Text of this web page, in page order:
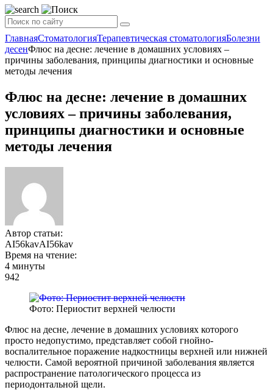
ГлавнаяСтоматологияТерапевтическая стоматологияБолезни
десенФлюс на десне: лечение в домашних условиях –
причины заболевания, принципы диагностики и основные
методы лечения
Флюс на десне: лечение в домашних
условиях – причины заболевания,
принципы диагностики и основные
методы лечения
Автор статьи:
AI56kavAI56kav
Время на чтение:
4 минуты
942
Фото: Периостит верхней челюсти
Флюс на десне, лечение в домашних условиях которого
просто недопустимо, представляет собой гнойно-
воспалительное поражение надкостницы верхней или нижней
челюсти. Самой вероятной причиной заболевания является
распространение патологического процесса из
периодонтальной щели.